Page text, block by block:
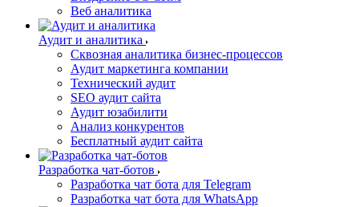
Веб аналитика
Аудит и аналитика
Сквозная аналитика бизнес-процессов
Аудит маркетинга компании
Технический аудит
SEO аудит сайта
Аудит юзабилити
Анализ конкурентов
Бесплатный аудит сайта
Разработка чат-ботов
Разработка чат бота для Telegram
Разработка чат бота для WhatsApp